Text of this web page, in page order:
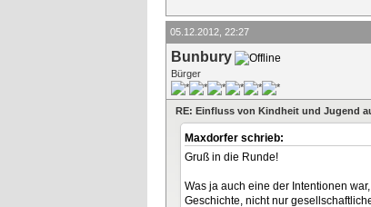
05.12.2012, 22:27
Bunbury
Bürger
RE: Einfluss von Kindheit und Jugend
Maxdorfer schrieb:
Gruß in die Runde!
Was ja auch eine der Intentionen
Geschichte, nicht nur